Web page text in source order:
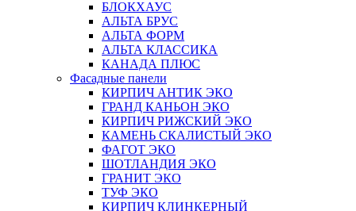
БЛОКХАУС
АЛЬТА БРУС
АЛЬТА ФОРМ
АЛЬТА КЛАССИКА
КАНАДА ПЛЮС
Фасадные панели
КИРПИЧ АНТИК ЭКО
ГРАНД КАНЬОН ЭКО
КИРПИЧ РИЖСКИЙ ЭКО
КАМЕНЬ СКАЛИСТЫЙ ЭКО
ФАГОТ ЭКО
ШОТЛАНДИЯ ЭКО
ГРАНИТ ЭКО
ТУФ ЭКО
КИРПИЧ КЛИНКЕРНЫЙ